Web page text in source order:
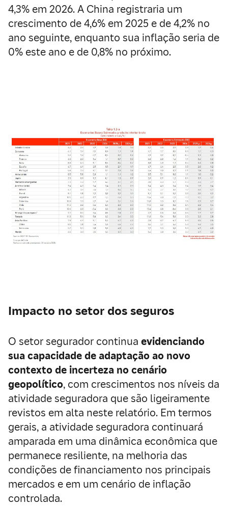
4,3% em 2026. A China registraria um
crescimento de 4,6% em 2025 e de 4,2% no
ano seguinte, enquanto sua inflação seria de
0% este ano e de 0,8% no próximo.
Impacto no setor dos seguros
O setor segurador continua evidenciando
sua capacidade de adaptação ao novo
contexto de incerteza no cenário
geopolítico, com crescimentos nos níveis da
atividade seguradora que são ligeiramente
revistos em alta neste relatório. Em termos
gerais, a atividade seguradora continuará
amparada em uma dinâmica econômica que
permanece resiliente, na melhoria das
condições de financiamento nos principais
mercados e em um cenário de inflação
controlada.